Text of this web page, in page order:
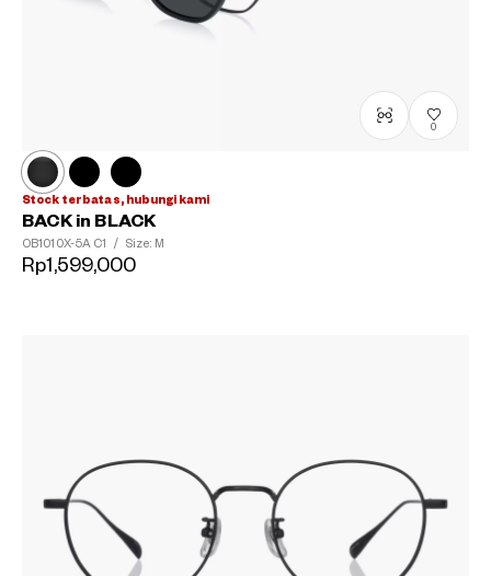
0
Stock terbatas, hubungi kami
BACK in BLACK
OB1010X-5A C1 / Size: M
Rp1,599,000